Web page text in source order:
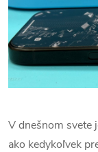
V dnešnom svete
ako kedykoľvek